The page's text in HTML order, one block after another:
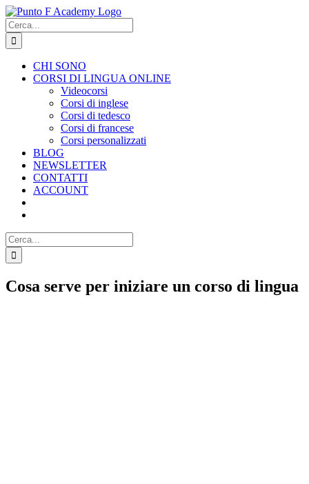
Salta
al
contenuto
Cerca
per:
CHI SONO
CORSI DI LINGUA ONLINE
Videocorsi
Corsi di inglese
Corsi di tedesco
Corsi di francese
Corsi personalizzati
BLOG
NEWSLETTER
CONTATTI
ACCOUNT
Cerca
per:
Cosa serve per iniziare un corso di lingua